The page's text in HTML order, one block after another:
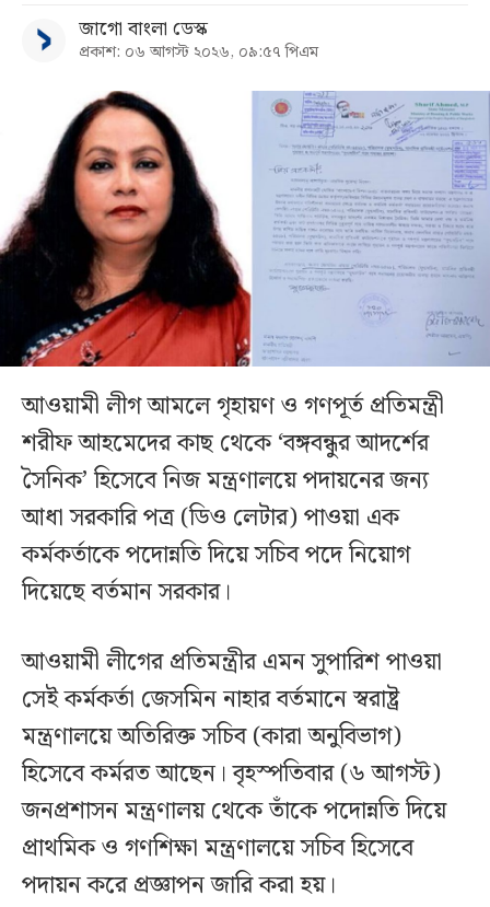
জাগো বাংলা ডেস্ক
প্রকাশ: ০৬ আগস্ট ২০২৬, ০৯:৫৭ পিএম
আওয়ামী লীগ আমলে গৃহায়ণ ও গণপূর্ত প্রতিমন্ত্রী
শরীফ আহমেদের কাছ থেকে ‘বঙ্গবন্ধুর আদর্শের
সৈনিক’ হিসেবে নিজ মন্ত্রণালয়ে পদায়নের জন্য
আধা সরকারি পত্র (ডিও লেটার) পাওয়া এক
কর্মকর্তাকে পদোন্নতি দিয়ে সচিব পদে নিয়োগ
দিয়েছে বর্তমান সরকার।
আওয়ামী লীগের প্রতিমন্ত্রীর এমন সুপারিশ পাওয়া
সেই কর্মকর্তা জেসমিন নাহার বর্তমানে স্বরাষ্ট্র
মন্ত্রণালয়ে অতিরিক্ত সচিব (কারা অনুবিভাগ)
হিসেবে কর্মরত আছেন। বৃহস্পতিবার (৬ আগস্ট)
জনপ্রশাসন মন্ত্রণালয় থেকে তাঁকে পদোন্নতি দিয়ে
প্রাথমিক ও গণশিক্ষা মন্ত্রণালয়ে সচিব হিসেবে
পদায়ন করে প্রজ্ঞাপন জারি করা হয়।